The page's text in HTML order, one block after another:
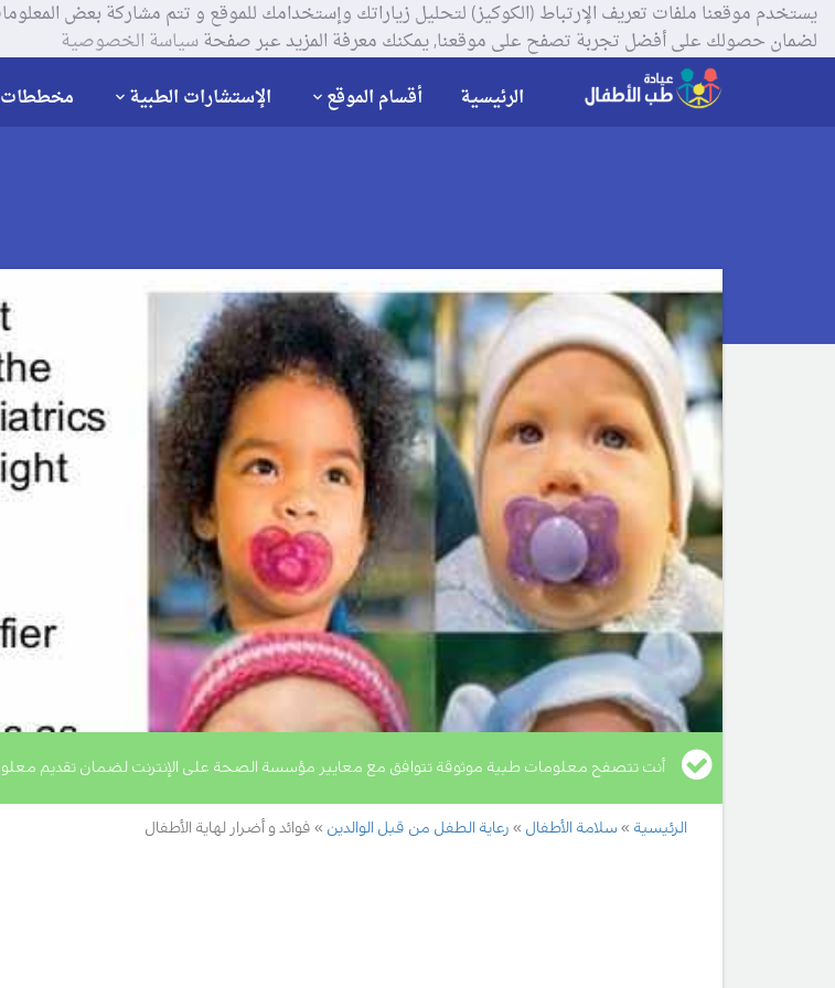
لضمان حصولك على أفضل تجربة تصفح على موقعنا, يمكنك معرفة المزيد عبر صفحةسياسة الخصوصية
الرئيسية أقسام الموقع الإستشارات الطبية مخططات
أنت تتصفح معلومات طبية موثوقة تتوافق مع معايير مؤسسة الصحة على الإنترنت لضمان تقديم
الرئيسية سلامة الأطفال رعاية الطفل من قبل الوالدين فوائد و أضرار لهاية الأطفال